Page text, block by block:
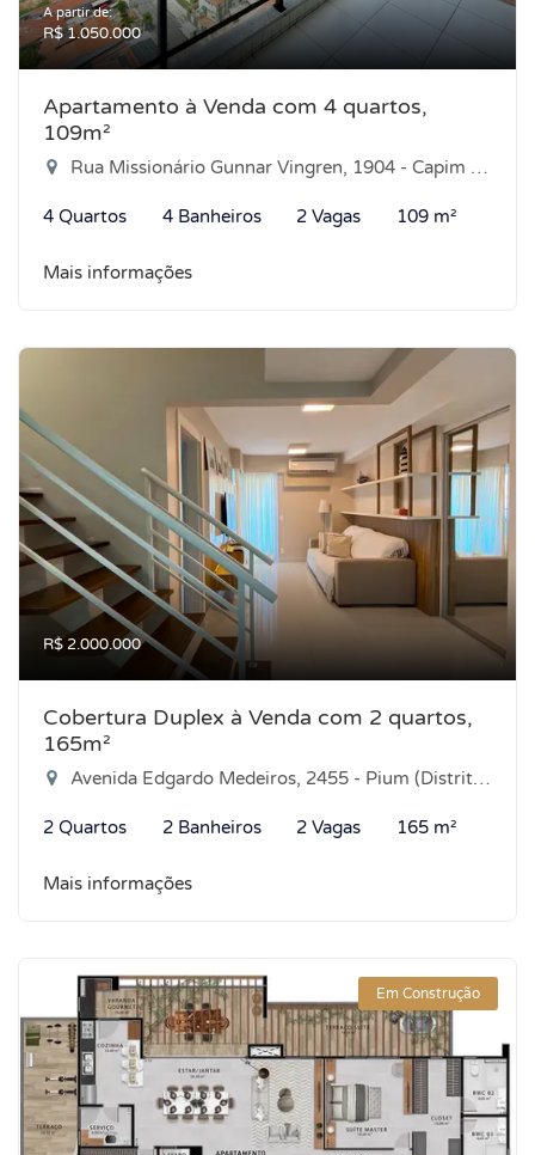
A partir de:
R$ 1.050.000
Apartamento à Venda com 4 quartos,
109m²
Rua Missionário Gunnar Vingren, 1904 - Capim Macio, Natal-RN
4 Quartos 4 Banheiros 2 Vagas 109 m²
Mais informações
R$ 2.000.000
Cobertura Duplex à Venda com 2 quartos,
165m²
Avenida Edgardo Medeiros, 2455 - Pium (Distrito Litoral), Parnamirim-RN
2 Quartos 2 Banheiros 2 Vagas 165 m²
Mais informações
Em Construção